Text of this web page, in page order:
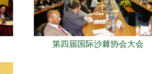
第四届国际沙棘协会大会